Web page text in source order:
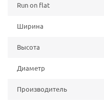
Run on flat
Ширина
Высота
Диаметр
Производитель